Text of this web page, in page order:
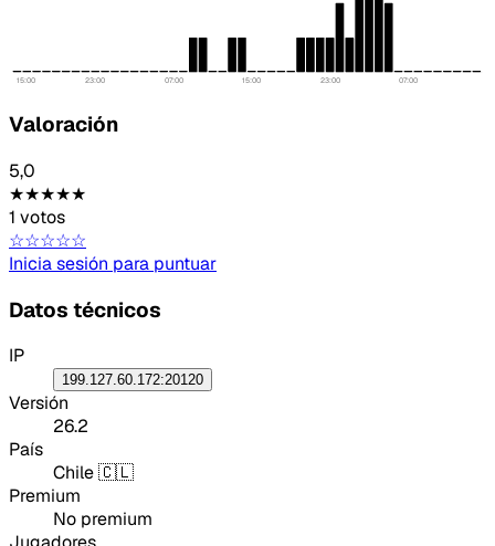
15:00 23:00 07:00 15:00 23:00 07:00
Valoración
5,0
★★★★★
1 votos
☆☆☆☆☆
Inicia sesión para puntuar
Datos técnicos
IP
199.127.60.172:20120
Versión
26.2
País
Chile 🇨🇱
Premium
No premium